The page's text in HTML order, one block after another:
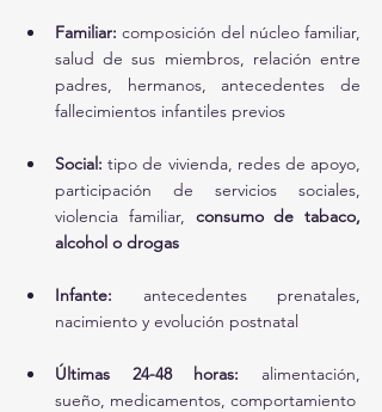
Familiar: composición del núcleo familiar,
salud de sus miembros, relación entre
padres, hermanos, antecedentes de
fallecimientos infantiles previos
Social: tipo de vivienda, redes de apoyo,
participación de servicios sociales,
violencia familiar, consumo de tabaco,
alcohol o drogas
Infante: antecedentes prenatales,
nacimiento y evolución postnatal
Últimas 24-48 horas: alimentación,
sueño, medicamentos, comportamiento